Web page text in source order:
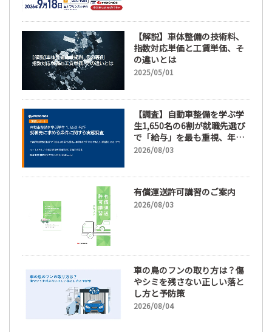
【解説】車体整備の技術料、
指数対応単価と工賃単価、そ
の違いとは
2025/05/01
【調査】自動車整備を学ぶ学
生1,650名の6割が就職先選び
で「給与」を最も重視、年間
休日「110日以上」希望も
2026/08/03
有償運送許可講習のご案内
2026/08/03
車の鳥のフンの取り方は？傷
やシミを残さない正しい落と
し方と予防策
2026/08/04